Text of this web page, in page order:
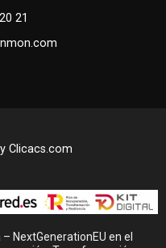
21
Clicacs.com
NextGenerationEU en el